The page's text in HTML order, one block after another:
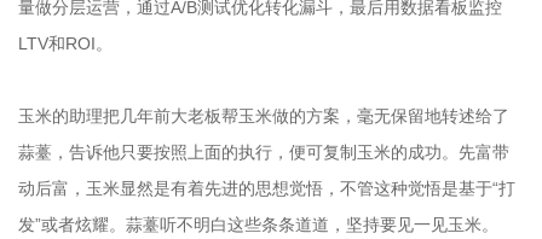
量做分层运营，通过A/B测试优化转化漏斗，最后用数据看板监控
LTV和ROI。
玉米的助理把几年前大老板帮玉米做的方案，毫无保留地转述给了
蒜薹，告诉他只要按照上面的执行，便可复制玉米的成功。先富带
动后富，玉米显然是有着先进的思想觉悟，不管这种觉悟是基于“打
发”或者炫耀。蒜薹听不明白这些条条道道，坚持要见一见玉米。